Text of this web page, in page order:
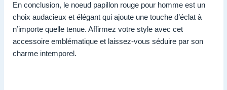
En conclusion, le noeud papillon rouge pour homme est un
choix audacieux et élégant qui ajoute une touche d’éclat à
n’importe quelle tenue. Affirmez votre style avec cet
accessoire emblématique et laissez-vous séduire par son
charme intemporel.